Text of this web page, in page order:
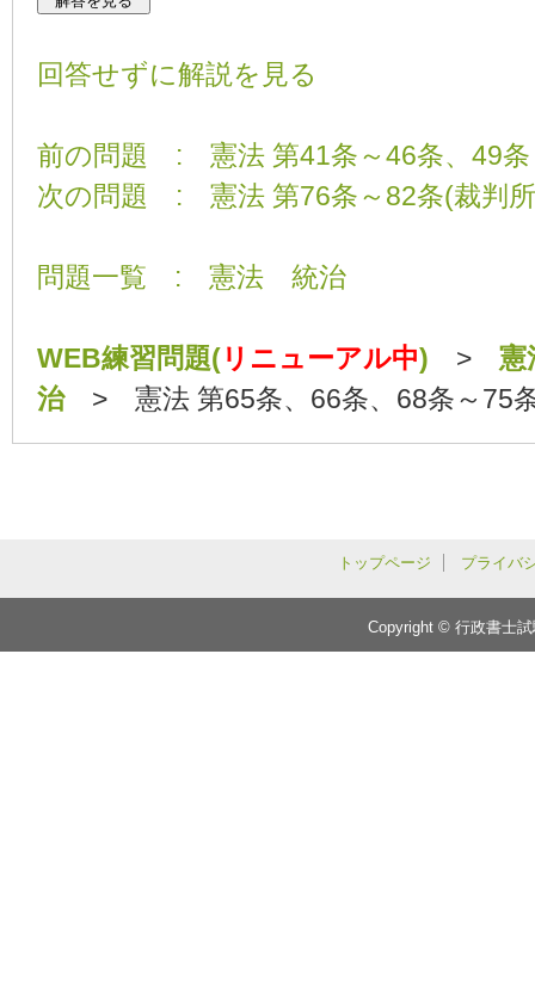
回答せずに解説を見る
前の問題 : 憲法 第41条～46条、49条
次の問題 : 憲法 第76条～82条(裁判
問題一覧 : 憲法 統治
WEB練習問題(リニューアル中) > 憲
治> 憲法 第65条、66条、68条～75
トップページ プライバ
Copyright © 行政書士